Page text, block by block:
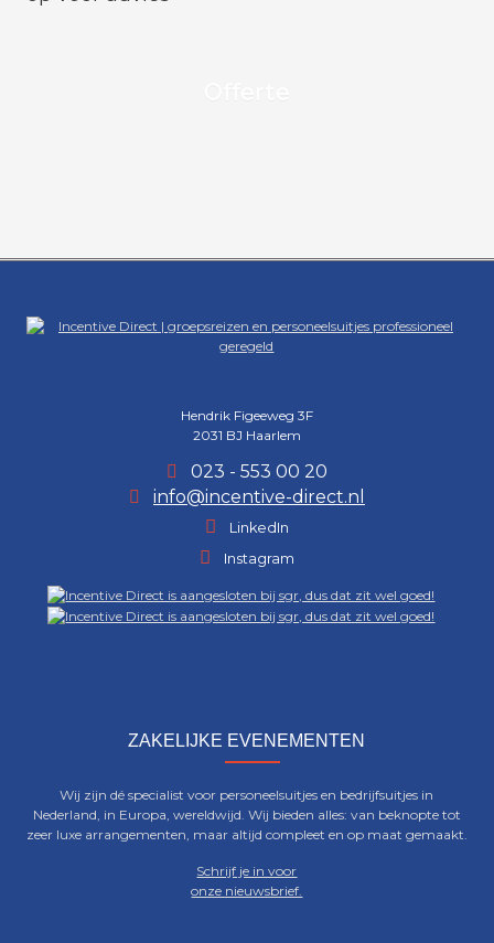
Hendrik Figeeweg 3F
2031 BJ Haarlem
023 - 553 00 20
info@incentive-direct.nl
LinkedIn
Instagram
ZAKELIJKE EVENEMENTEN
Wij zijn dé specialist voor personeelsuitjes en bedrijfsuitjes in
Nederland, in Europa, wereldwijd. Wij bieden alles: van beknopte tot
zeer luxe arrangementen, maar altijd compleet en op maat gemaakt.
Schrijf je in voor
onze nieuwsbrief.